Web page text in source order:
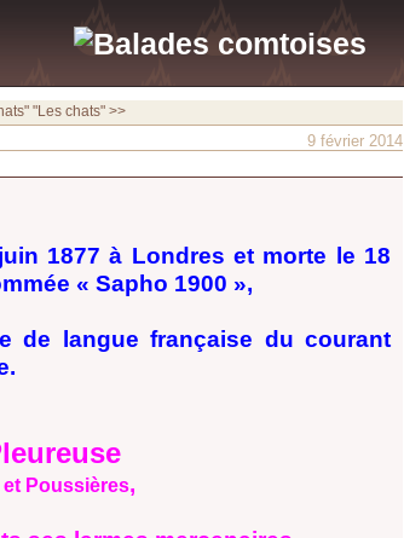
"Les chats" >>
9 février 2014
1877 à Londres et morte le 18
« Sapho 1900 »,
de langue française du courant
Poussières,